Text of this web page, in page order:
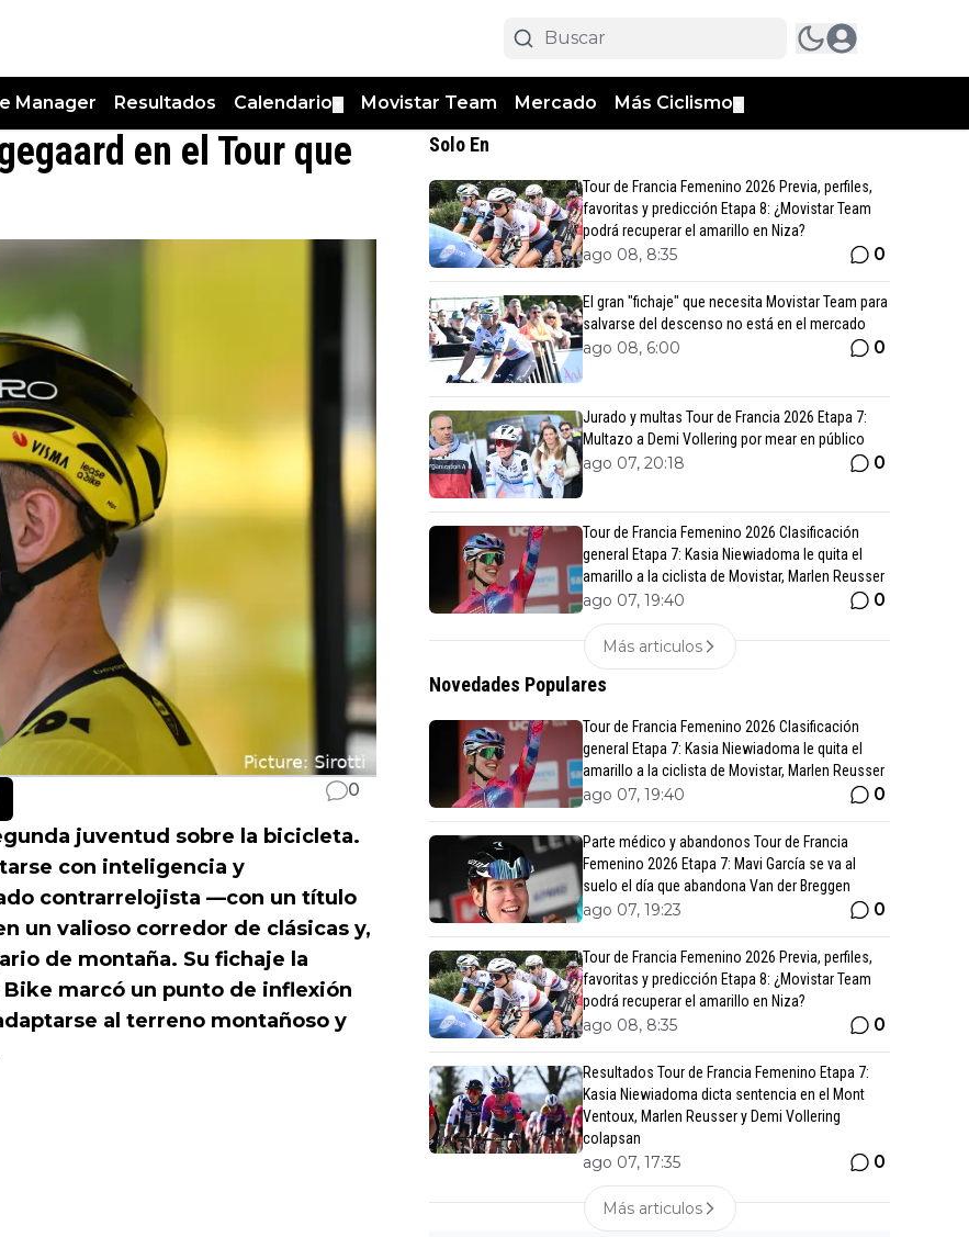
Manager Resultados Calendario Movistar Team Mercado Más Ciclismo
en el Tour que
0
juventud sobre la bicicleta.
con inteligencia y
contrarrelojista —con un título
un valioso corredor de clásicas y,
de montaña. Su fichaje la
Bike marcó un punto de inflexión
al terreno montañoso y
Solo En
Tour de Francia Femenino 2026 Previa, perfiles,
favoritas y predicción Etapa 8: ¿Movistar Team
podrá recuperar el amarillo en Niza?
ago 08, 8:35 0
El gran "fichaje" que necesita Movistar Team para
salvarse del descenso no está en el mercado
ago 08, 6:00 0
Jurado y multas Tour de Francia 2026 Etapa 7:
Multazo a Demi Vollering por mear en público
ago 07, 20:18 0
Tour de Francia Femenino 2026 Clasificación
general Etapa 7: Kasia Niewiadoma le quita el
amarillo a la ciclista de Movistar, Marlen Reusser
ago 07, 19:40 0
Más articulos
Novedades Populares
Tour de Francia Femenino 2026 Clasificación
general Etapa 7: Kasia Niewiadoma le quita el
amarillo a la ciclista de Movistar, Marlen Reusser
ago 07, 19:40 0
Parte médico y abandonos Tour de Francia
Femenino 2026 Etapa 7: Mavi García se va al
suelo el día que abandona Van der Breggen
ago 07, 19:23 0
Tour de Francia Femenino 2026 Previa, perfiles,
favoritas y predicción Etapa 8: ¿Movistar Team
podrá recuperar el amarillo en Niza?
ago 08, 8:35 0
Resultados Tour de Francia Femenino Etapa 7:
Kasia Niewiadoma dicta sentencia en el Mont
Ventoux, Marlen Reusser y Demi Vollering
colapsan
ago 07, 17:35 0
Más articulos